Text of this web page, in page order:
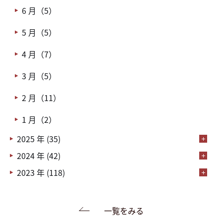
6 月（5）
5 月（5）
4 月（7）
3 月（5）
2 月（11）
1 月（2）
2025 年 (35)
2024 年 (42)
2023 年 (118)
一覧をみる